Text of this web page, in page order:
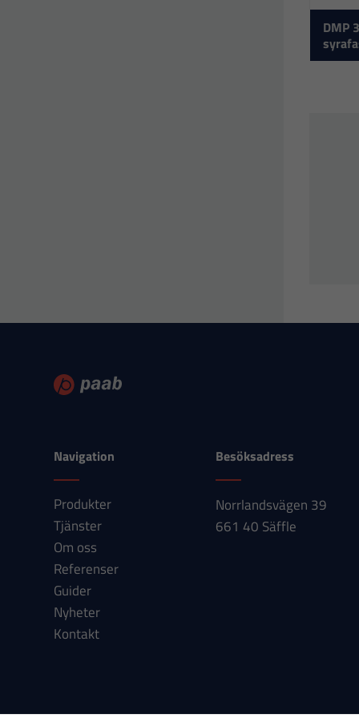
DMP
Navigation
Produkter
Tjänster
Om oss
Referenser
Guider
Nyheter
Kontakt
Besöksadress
Norrlandsvägen 39
661 40 Säffle